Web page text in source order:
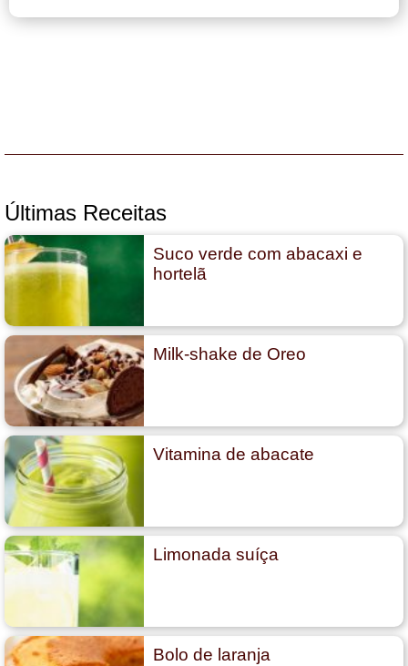
Últimas Receitas
Suco verde com abacaxi e
hortelã
Milk-shake de Oreo
Vitamina de abacate
Limonada suíça
Bolo de laranja